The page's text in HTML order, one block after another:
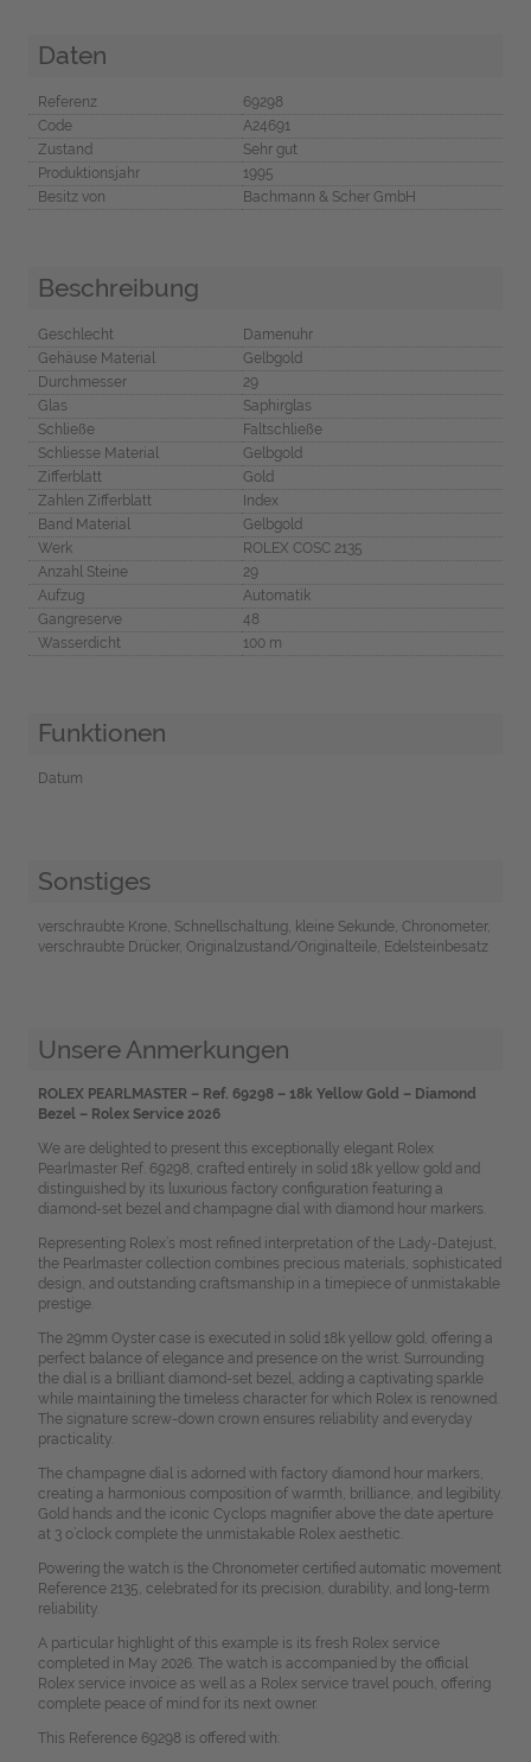
Daten
Referenz
69298
Code
A24691
Zustand
Sehr gut
Produktionsjahr
1995
Besitz von
Bachmann & Scher GmbH
Beschreibung
Geschlecht
Damenuhr
Gehäuse Material
Gelbgold
Durchmesser
29
Glas
Saphirglas
Schließe
Faltschließe
Schliesse Material
Gelbgold
Zifferblatt
Gold
Zahlen Zifferblatt
Index
Band Material
Gelbgold
Werk
ROLEX COSC 2135
Anzahl Steine
29
Aufzug
Automatik
Gangreserve
48
Wasserdicht
100 m
Funktionen
Datum
Sonstiges
verschraubte Krone, Schnellschaltung, kleine Sekunde, Chronometer,
verschraubte Drücker, Originalzustand/Originalteile, Edelsteinbesatz
Unsere Anmerkungen
ROLEX PEARLMASTER – Ref. 69298 – 18k Yellow Gold – Diamond
Bezel – Rolex Service 2026
We are delighted to present this exceptionally elegant Rolex
Pearlmaster Ref. 69298, crafted entirely in solid 18k yellow gold and
distinguished by its luxurious factory configuration featuring a
diamond-set bezel and champagne dial with diamond hour markers.
Representing Rolex’s most refined interpretation of the Lady-Datejust,
the Pearlmaster collection combines precious materials, sophisticated
design, and outstanding craftsmanship in a timepiece of unmistakable
prestige.
The 29mm Oyster case is executed in solid 18k yellow gold, offering a
perfect balance of elegance and presence on the wrist. Surrounding
the dial is a brilliant diamond-set bezel, adding a captivating sparkle
while maintaining the timeless character for which Rolex is renowned.
The signature screw-down crown ensures reliability and everyday
practicality.
The champagne dial is adorned with factory diamond hour markers,
creating a harmonious composition of warmth, brilliance, and legibility.
Gold hands and the iconic Cyclops magnifier above the date aperture
at 3 o’clock complete the unmistakable Rolex aesthetic.
Powering the watch is the Chronometer certified automatic movement
Reference 2135, celebrated for its precision, durability, and long-term
reliability.
A particular highlight of this example is its fresh Rolex service
completed in May 2026. The watch is accompanied by the official
Rolex service invoice as well as a Rolex service travel pouch, offering
complete peace of mind for its next owner.
This Reference 69298 is offered with: